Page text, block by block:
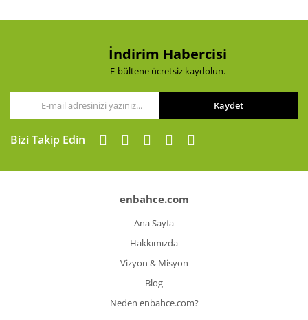
Ürün fiyatı diğer sitelerden daha pahalı.
Gönder
İndirim Habercisi
E-bültene ücretsiz kaydolun.
Kaydet
Bizi Takip Edin
enbahce.com
Ana Sayfa
Hakkımızda
Vizyon & Misyon
Blog
Neden enbahce.com?